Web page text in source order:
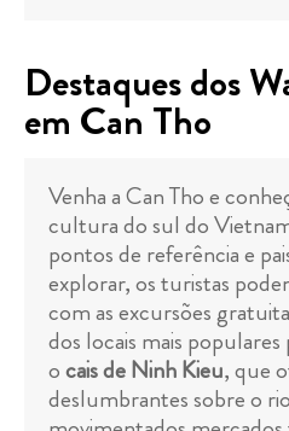
Destaques dos
em Can Tho
Venha a Can Tho e
cultura do sul do
pontos de referência e
explorar, os turistas
com as excursões
dos locais mais populares
ocais de Ninh Kieu, que
deslumbrantes sobre o